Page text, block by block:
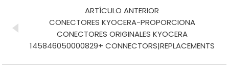
ARTÍCULO ANTERIOR
CONECTORES KYOCERA-PROPORCIONA
CONECTORES ORIGINALES KYOCERA
145846050000829+ CONNECTORS|REPLACEMENTS